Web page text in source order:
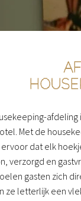
afdeling
Met de
dat elk
verzorgd en
gasten zich
ze letterlijk een